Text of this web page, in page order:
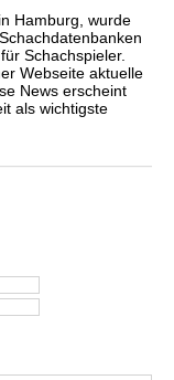
Hamburg, wurde
Schachspieler.
Webseite aktuelle
News erscheint
als wichtigste